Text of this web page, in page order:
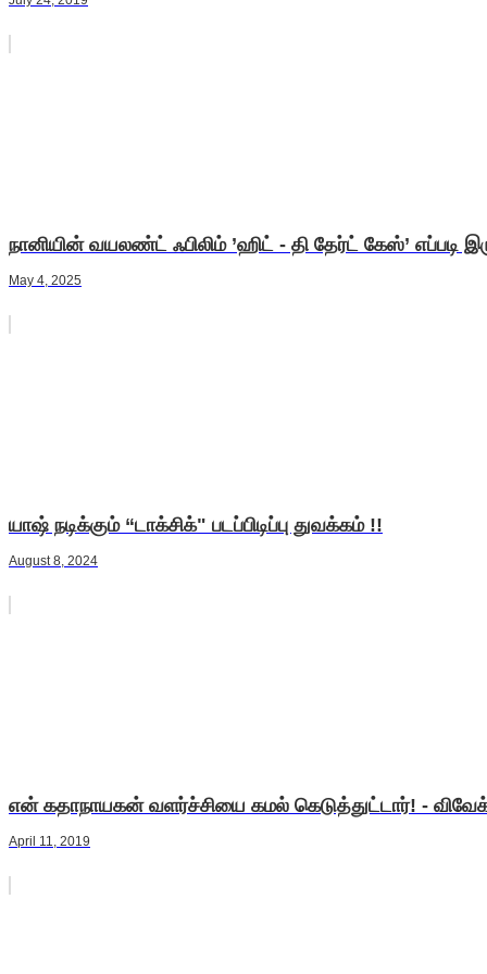
நானியின் வயலண்ட் ஃபிலிம் ’ஹிட் - தி தேர்ட் கேஸ்’ எப்படி
May 4, 2025
யாஷ் நடிக்கும் “டாக்சிக்" படப்பிடிப்பு துவக்கம் !!
August 8, 2024
என் கதாநாயகன் வளர்ச்சியை கமல் கெடுத்துட்டார்! -
April 11, 2019